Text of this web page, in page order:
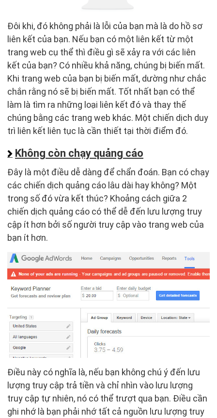
Đôi khi, đó không phải là lỗi của bạn mà là do hồ sơ
liên kết của bạn. Nếu bạn có một liên kết từ một
trang web cụ thể thì điều gì sẽ xảy ra với các liên
kết của bạn? Có nhiều khả năng, chúng bị biến mất.
Khi trang web của bạn bị biến mất, dường như chắc
chắn rằng nó sẽ bị biến mất. Tốt nhất bạn có thể
làm là tìm ra những loại liên kết đó và thay thế
chúng bằng các trang web khác. Một chiến dịch duy
trì liên kết liên tục là cần thiết tại thời điểm đó.
Không còn chạy quảng cáo
Đây là một điều dễ dàng để chẩn đoán. Bạn có chạy
các chiến dịch quảng cáo lâu dài hay không? Một
trong số đó vừa kết thúc? Khoảng cách giữa 2
chiến dịch quảng cáo có thể dễ đến lưu lượng truy
cập ít hơn bởi số người truy cập vào trang web của
bạn ít hơn.
Điều này có nghĩa là, nếu bạn không chú ý đến lưu
lượng truy cập trả tiền và chỉ nhìn vào lưu lượng
truy cập tự nhiên, nó có thể trượt qua bạn. Điều cần
ghi nhớ là bạn phải nhớ tất cả nguồn lưu lượng truy